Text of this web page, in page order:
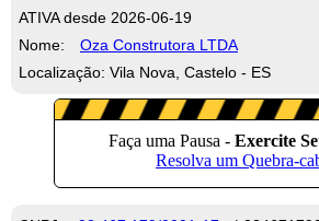
ATIVA desde 2026-06-19
Nome:
Oza Construtora LTDA
Localização: Vila Nova, Castelo - ES